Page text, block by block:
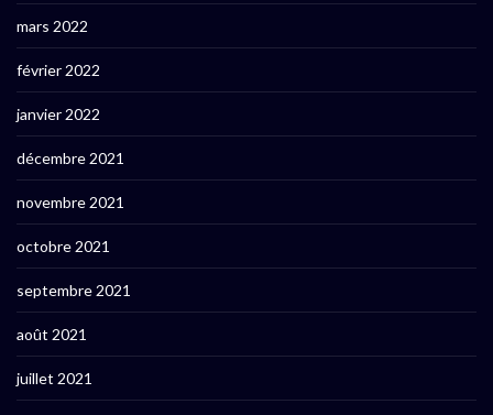
mars 2022
février 2022
janvier 2022
décembre 2021
novembre 2021
octobre 2021
septembre 2021
août 2021
juillet 2021